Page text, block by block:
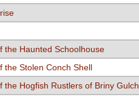
the Haunted Schoolhouse
the Stolen Conch Shell
the Hogfish Rustlers of Briny Gulch